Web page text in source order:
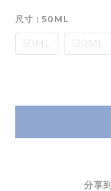
尺寸 : 50ML
50ML 120ML
分享到